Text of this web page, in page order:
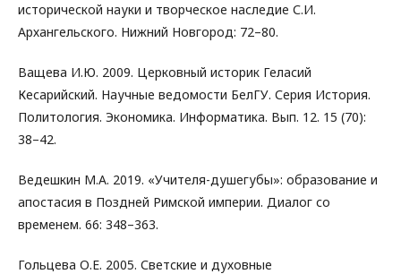
исторической науки и творческое наследие С.И.
Архангельского. Нижний Новгород: 72–80.
Ващева И.Ю. 2009. Церковный историк Геласий
Кесарийский. Научные ведомости БелГУ. Серия История.
Политология. Экономика. Информатика. Вып. 12. 15 (70):
38–42.
Ведешкин М.А. 2019. «Учителя-душегубы»: образование и
апостасия в Поздней Римской империи. Диалог со
временем. 66: 348–363.
Гольцева О.Е. 2005. Светские и духовные